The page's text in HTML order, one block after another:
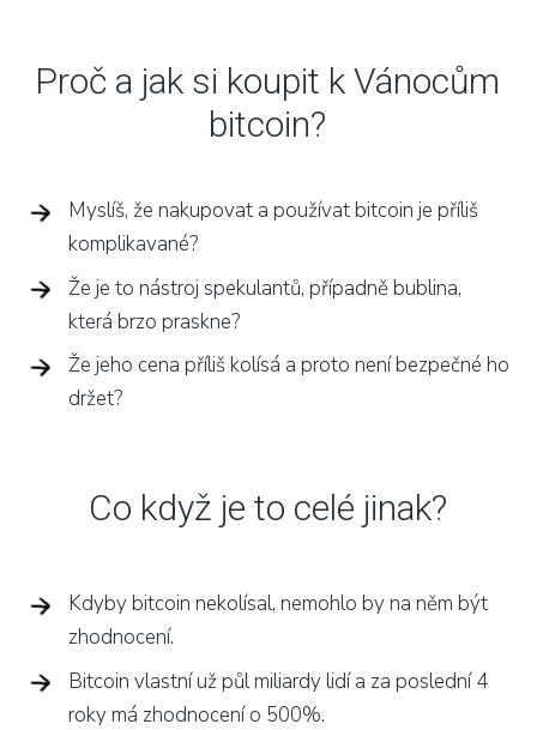
Proč a jak si koupit k Vánocům
bitcoin?
Myslíš, že nakupovat a používat bitcoin je příliš
komplikavané?
Že je to nástroj spekulantů, případně bublina,
která brzo praskne?
Že jeho cena příliš kolísá a proto není bezpečné ho
držet?
Co když je to celé jinak?
Kdyby bitcoin nekolísal, nemohlo by na něm být
zhodnocení.
Bitcoin vlastní už půl miliardy lidí a za poslední 4
roky má zhodnocení o 500%.